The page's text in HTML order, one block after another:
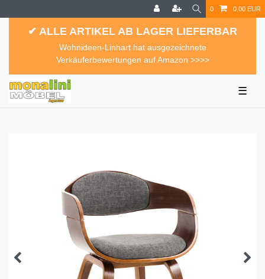
0 0,00 EUR
✔ ALLE ARTIKEL AB LAGER LIEFERBAR
Wohnideen-Linhart hat ausgezeichnete
Verkäuferbewertungen auf Amazon >>>>
☰